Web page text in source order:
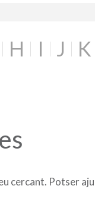
H I J K
cercant. Potser